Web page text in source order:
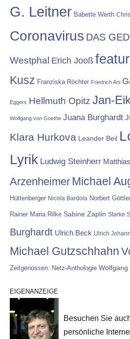
G. Leitner Babette Werth
Coronavirus DAS
Westphal Erich Jooß
Kusz Franziska Röchter Friedrich Ani
Eggers Hellmuth Opitz Jan-
Wolfgang von Goethe Juana Burghardt
Klara Hurkova Leander Beil
Lyrik Ludwig Steinherr
Arzenheimer Michael
Hüttenberger Nicola Bardola Norbert
Rainer Maria Rilke Sabine Zaplin Starke
Burghardt Ulrich Beck Ulrich
Michael Gutzschhahn
Zeitgenossen: Netz-Anthologie Wolfgang
EIGENANZEIGE
Besuchen Sie
persönliche